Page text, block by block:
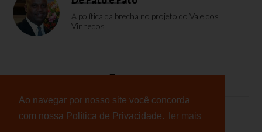
Ao navegar por nosso site você concorda
com nossa Política de Privacidade.
ler mais
A política da brecha no projeto do Vale dos
Vinhedos
Enquete